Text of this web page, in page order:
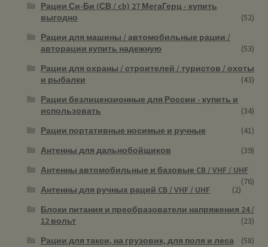
Рации Си-Би (СВ / cb) 27 МегаГерц - купить
выгодно
(52)
Рации для машины / автомобильные рации /
авторации купить надежную
(53)
Рации для охраны / строителей / туристов / охоты
и рыбалки
(43)
Рации безлицензионные для России - купить и
использовать
(34)
Рации портативные носимые и ручные
(41)
Антенны для дальнобойщиков
(39)
Антенны автомобильные и базовые CB / VHF / UHF
(76)
Антенны для ручных раций CB / VHF / UHF
(2)
Блоки питания и преобразователи напряжения 24 /
12 вольт
(23)
Рации для такси, на грузовик, для поля и леса
(58)